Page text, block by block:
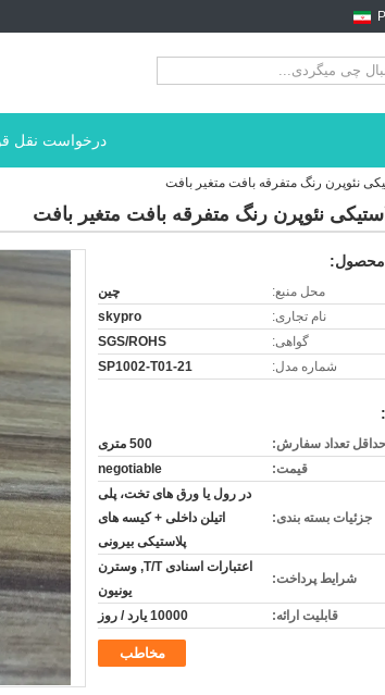
درخواست نقل
نئوپرن رنگ متفرقه بافت متغیر بافت
نئوپرن رنگ متفرقه بافت متغیر بافت
محصول:
محل منبع:
چین
نام تجاری:
skypro
گواهی:
SGS/ROHS
شماره مدل:
SP1002-T01-21
تعداد سفارش:
500 متری
قیمت:
negotiable
جزئیات بسته بندی:
در رول یا ورق های تخت، پلی
اتیلن داخلی + کیسه های
پلاستیکی بیرونی
شرایط پرداخت:
اعتبارات اسنادی T/T, وسترن
یونیون
قابلیت ارائه:
10000 یارد / روز
مخاطب